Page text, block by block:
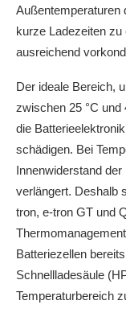
Außentemperaturen
kurze Ladezeiten
ausreichend
Der ideale Bereich,
zwischen 25 °C und
die
schädigen. Bei
Innenwiderstand
verlängert. Deshalb
tron, e-tron GT und
Batteriezellen
Schnellladesäule
Temperaturbereich